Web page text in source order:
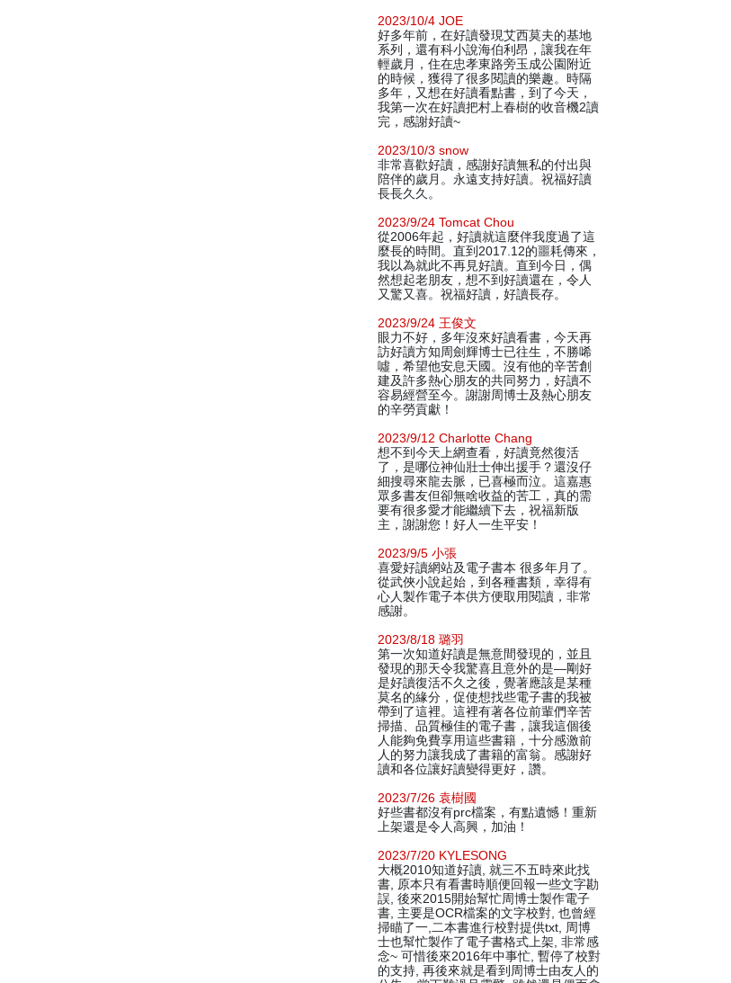
2023/10/4 JOE
好多年前，在好讀發現艾西莫夫的基地
系列，還有科小說海伯利昂，讓我在年
輕歲月，住在忠孝東路旁玉成公園附近
的時候，獲得了很多閱讀的樂趣。時隔
多年，又想在好讀看點書，到了今天，
我第一次在好讀把村上春樹的收音機2讀
完，感謝好讀~
2023/10/3 snow
非常喜歡好讀，感謝好讀無私的付出與
陪伴的歲月。永遠支持好讀。祝福好讀
長長久久。
2023/9/24 Tomcat Chou
從2006年起，好讀就這麼伴我度過了這
麼長的時間。直到2017.12的噩耗傳來，
我以為就此不再見好讀。直到今日，偶
然想起老朋友，想不到好讀還在，令人
又驚又喜。祝福好讀，好讀長存。
2023/9/24 王俊文
眼力不好，多年沒來好讀看書，今天再
訪好讀方知周劍輝博士已往生，不勝唏
噓，希望他安息天國。沒有他的辛苦創
建及許多熱心朋友的共同努力，好讀不
容易經營至今。謝謝周博士及熱心朋友
的辛勞貢獻！
2023/9/12 Charlotte Chang
想不到今天上網查看，好讀竟然復活
了，是哪位神仙壯士伸出援手？還沒仔
細搜尋來龍去脈，已喜極而泣。這嘉惠
眾多書友但卻無啥收益的苦工，真的需
要有很多愛才能繼續下去，祝福新版
主，謝謝您！好人一生平安！
2023/9/5 小張
喜愛好讀網站及電子書本 很多年月了。
從武俠小說起始，到各種書類，幸得有
心人製作電子本供方便取用閱讀，非常
感謝。
2023/8/18 璐羽
第一次知道好讀是無意間發現的，並且
發現的那天令我驚喜且意外的是—剛好
是好讀復活不久之後，覺著應該是某種
莫名的緣分，促使想找些電子書的我被
帶到了這裡。這裡有著各位前輩們辛苦
掃描、品質極佳的電子書，讓我這個後
人能夠免費享用這些書籍，十分感激前
人的努力讓我成了書籍的富翁。感謝好
讀和各位讓好讀變得更好，讚。
2023/7/26 袁樹國
好些書都沒有prc檔案，有點遺憾！重新
上架還是令人高興，加油！
2023/7/20 KYLESONG
大概2010知道好讀, 就三不五時來此找
書, 原本只有看書時順便回報一些文字勘
誤, 後來2015開始幫忙周博士製作電子
書, 主要是OCR檔案的文字校對, 也曾經
掃瞄了一,二本書進行校對提供txt, 周博
士也幫忙製作了電子書格式上架, 非常感
念~ 可惜後來2016年中事忙, 暫停了校對
的支持, 再後來就是看到周博士由友人的